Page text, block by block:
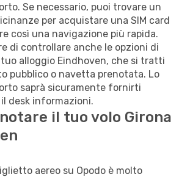
Se necessario, puoi trovare un
per acquistare una SIM card
così una navigazione più rapida.
di controllare anche le opzioni di
alloggio Eindhoven, che si tratti
pubblico o navetta prenotata. Lo
saprà sicuramente fornirti
desk informazioni.
il tuo volo Girona
aereo su Opodo è molto